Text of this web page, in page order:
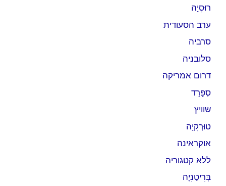
רוּסִיָה
ערב הסעודית
סרביה
סלובניה
דרום אמריקה
סְפָרַד
שוויץ
טוּרְקִיָה
אוקראינה
ללא קטגוריה
בְּרִיטַנִיָה